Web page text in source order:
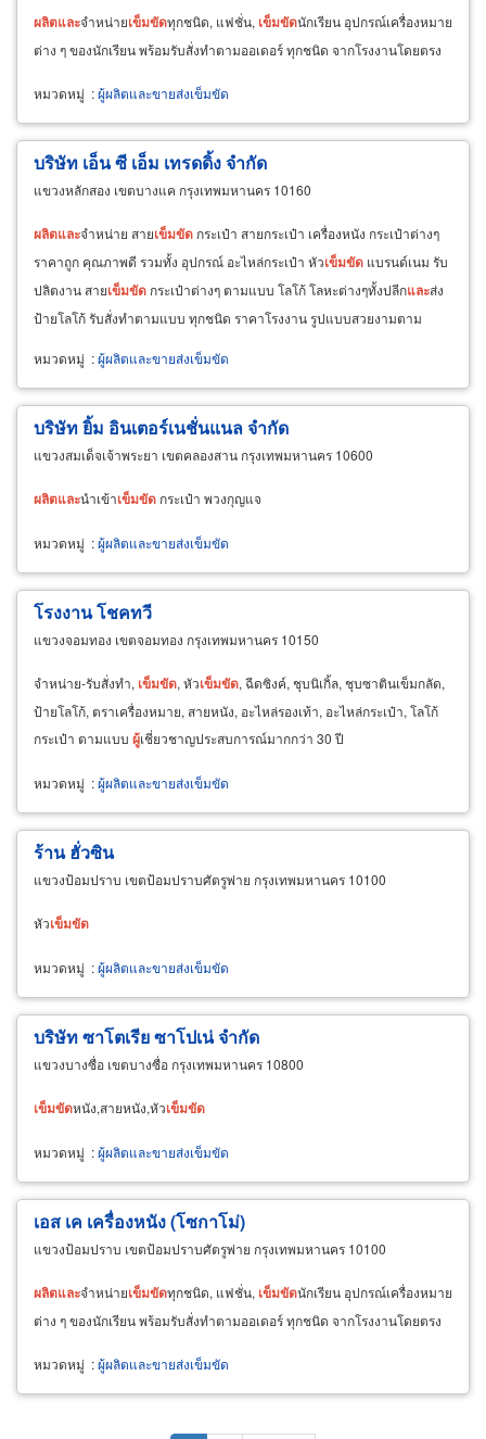
ผลิตและจำหน่ายเข็มขัดทุกชนิด, แฟชั่น, เข็มขัดนักเรียน อุปกรณ์เครื่องหมาย
ต่าง ๆ ของนักเรียน พร้อมรับสั่งทำตามออเดอร์ ทุกชนิด จากโรงงานโดยตรง
หมวดหมู่ :ผู้ผลิตและขายส่งเข็มขัด
บริษัท เอ็น ซี เอ็ม เทรดดิ้ง จำกัด
แขวงหลักสอง เขตบางแค กรุงเทพมหานคร 10160
ผลิตและจำหน่าย สายเข็มขัด กระเป๋า สายกระเป๋า เครื่องหนัง กระเป๋าต่างๆ
ราคาถูก คุณภาพดี รวมทั้ง อุปกรณ์ อะไหล่กระเป๋า หัวเข็มขัด แบรนด์เนม รับ
ปลิตงาน สายเข็มขัด กระเป๋าต่างๆ ตามแบบ โลโก้ โลหะต่างๆทั้งปลีกและส่ง
ป้ายโลโก้ รับสั่งทำตามแบบ ทุกชนิด ราคาโรงงาน รูปแบบสวยงามตาม
หมวดหมู่ :ผู้ผลิตและขายส่งเข็มขัด
บริษัท ยิ้ม อินเตอร์เนชั่นแนล จำกัด
แขวงสมเด็จเจ้าพระยา เขตคลองสาน กรุงเทพมหานคร 10600
ผลิตและนำเข้าเข็มขัด กระเป๋า พวงกุญแจ
หมวดหมู่ :ผู้ผลิตและขายส่งเข็มขัด
โรงงาน โชคทวี
แขวงจอมทอง เขตจอมทอง กรุงเทพมหานคร 10150
จำหน่าย-รับสั่งทำ, เข็มขัด, หัวเข็มขัด, ฉีดซิงค์, ชุบนิเกิ้ล, ชุบซาตินเข็มกลัด,
ป้ายโลโก้, ตราเครื่องหมาย, สายหนัง, อะไหล่รองเท้า, อะไหล่กระเป๋า, โลโก้
กระเป๋า ตามแบบ ผู้เชี่ยวชาญประสบการณ์มากกว่า 30 ปี
หมวดหมู่ :ผู้ผลิตและขายส่งเข็มขัด
ร้าน ฮั่วซิน
แขวงป้อมปราบ เขตป้อมปราบศัตรูพ่าย กรุงเทพมหานคร 10100
หัวเข็มขัด
หมวดหมู่ :ผู้ผลิตและขายส่งเข็มขัด
บริษัท ซาโตเรีย ซาโปเน่ จำกัด
แขวงบางซื่อ เขตบางซื่อ กรุงเทพมหานคร 10800
เข็มขัดหนัง,สายหนัง,หัวเข็มขัด
หมวดหมู่ :ผู้ผลิตและขายส่งเข็มขัด
เอส เค เครื่องหนัง (โซกาโม่)
แขวงป้อมปราบ เขตป้อมปราบศัตรูพ่าย กรุงเทพมหานคร 10100
ผลิตและจำหน่ายเข็มขัดทุกชนิด, แฟชั่น, เข็มขัดนักเรียน อุปกรณ์เครื่องหมาย
ต่าง ๆ ของนักเรียน พร้อมรับสั่งทำตามออเดอร์ ทุกชนิด จากโรงงานโดยตรง
หมวดหมู่ :ผู้ผลิตและขายส่งเข็มขัด